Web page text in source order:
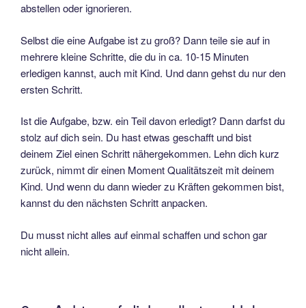
abstellen oder ignorieren.
Selbst die eine Aufgabe ist zu groß? Dann teile sie auf in
mehrere kleine Schritte, die du in ca. 10-15 Minuten
erledigen kannst, auch mit Kind. Und dann gehst du nur den
ersten Schritt.
Ist die Aufgabe, bzw. ein Teil davon erledigt? Dann darfst du
stolz auf dich sein. Du hast etwas geschafft und bist
deinem Ziel einen Schritt nähergekommen. Lehn dich kurz
zurück, nimmt dir einen Moment Qualitätszeit mit deinem
Kind. Und wenn du dann wieder zu Kräften gekommen bist,
kannst du den nächsten Schritt anpacken.
Du musst nicht alles auf einmal schaffen und schon gar
nicht allein.